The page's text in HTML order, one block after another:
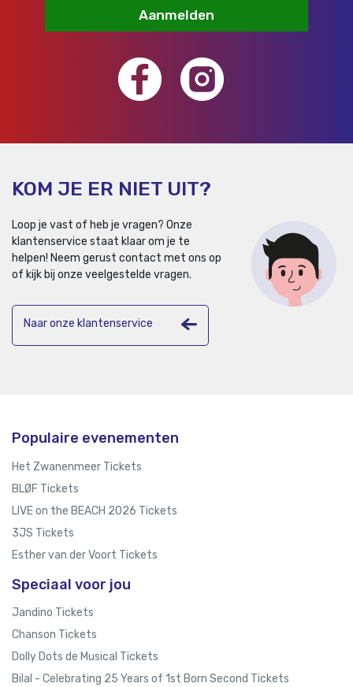
Aanmelden
KOM JE ER NIET UIT?
Loop je vast of heb je vragen? Onze
klantenservice staat klaar om je te
helpen! Neem gerust contact met ons op
of kijk bij onze veelgestelde vragen.
Naar onze klantenservice
Populaire evenementen
Het Zwanenmeer Tickets
BLØF Tickets
LIVE on the BEACH 2026 Tickets
3JS Tickets
Esther van der Voort Tickets
Speciaal voor jou
Jandino Tickets
Chanson Tickets
Dolly Dots de Musical Tickets
Bilal - Celebrating 25 Years of 1st Born Second Tickets